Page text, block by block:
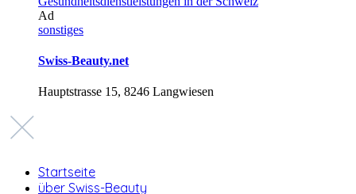
Ad
sonstiges
Swiss-Beauty.net
Hauptstrasse 15, 8246 Langwiesen
Startseite
über Swiss-Beauty